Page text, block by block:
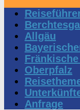
Allgäu
Oberpfalz
Anfrage